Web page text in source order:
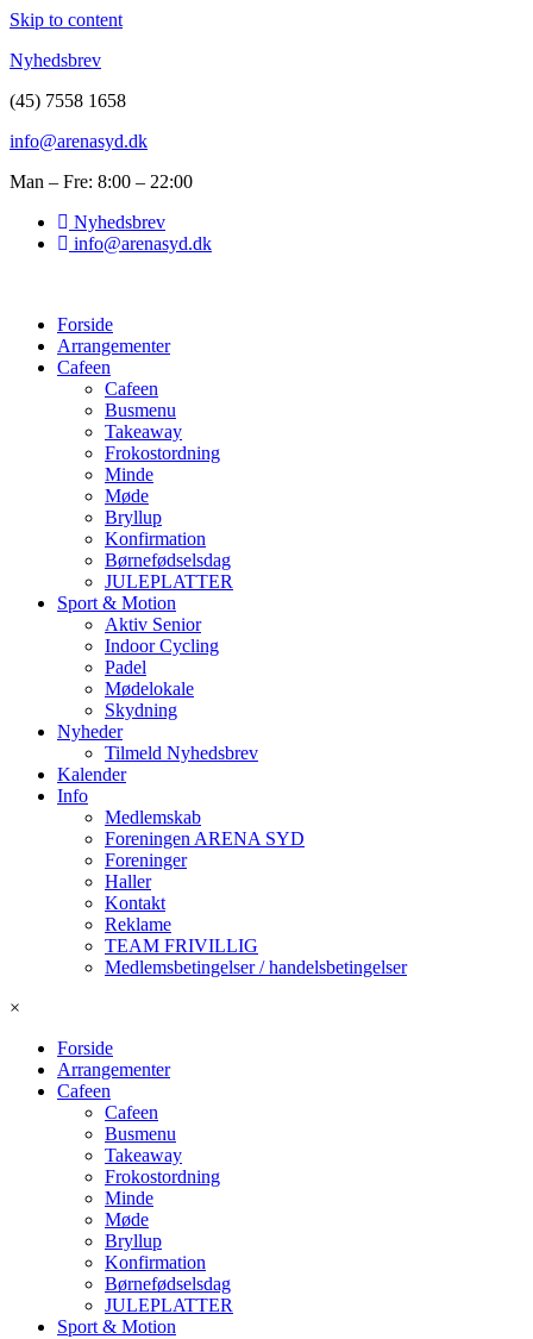
Skip to content
Nyhedsbrev
(45) 7558 1658
info@arenasyd.dk
Man – Fre: 8:00 – 22:00
Nyhedsbrev
info@arenasyd.dk
Forside
Arrangementer
Cafeen
Cafeen
Busmenu
Takeaway
Frokostordning
Minde
Møde
Bryllup
Konfirmation
Børnefødselsdag
JULEPLATTER
Sport & Motion
Aktiv Senior
Indoor Cycling
Padel
Mødelokale
Skydning
Nyheder
Tilmeld Nyhedsbrev
Kalender
Info
Medlemskab
Foreningen ARENA SYD
Foreninger
Haller
Kontakt
Reklame
TEAM FRIVILLIG
Medlemsbetingelser / handelsbetingelser
×
Forside
Arrangementer
Cafeen
Cafeen
Busmenu
Takeaway
Frokostordning
Minde
Møde
Bryllup
Konfirmation
Børnefødselsdag
JULEPLATTER
Sport & Motion